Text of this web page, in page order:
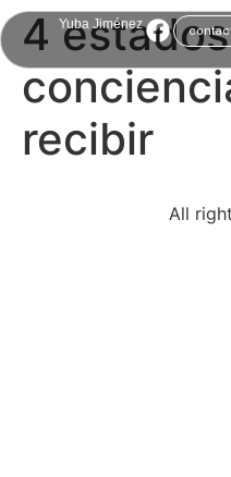
Yuba Jiménez
4
recibir
All